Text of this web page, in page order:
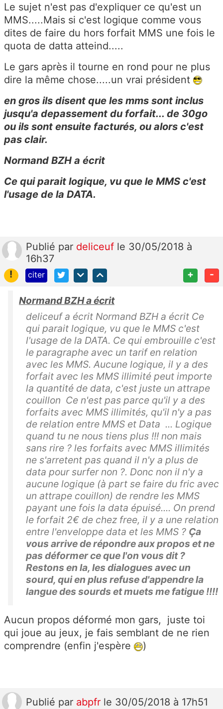
Le sujet n'est pas d'expliquer ce qu'est un
MMS.....Mais si c'est logique comme vous
dites de faire du hors forfait MMS une fois le
quota de datta atteind.....
Le gars après il tourne en rond pour ne plus
dire la même chose.....un vrai président
en gros ils disent que les mms sont inclus
jusqu'a depassement du forfait... de 30go
ou ils sont ensuite facturés, ou alors c'est
pas clair.
Normand BZH a écrit
Ce qui parait logique, vu que le MMS c'est
l'usage de la DATA.
Publié par deliceuf le 30/05/2018 à
16h37
!
citer + -
Normand BZH a écrit
deliceuf a écrit Normand BZH a écrit Ce
qui parait logique, vu que le MMS c'est
l'usage de la DATA. Ce qui embrouille c'est
le paragraphe avec un tarif en relation
avec les MMS. Aucune logique, il y a des
forfait avec les MMS illimité peut importe
la quantité de data, c'est juste un attrape
couillon Ce n'est pas parce qu'il y a des
forfaits avec MMS illimités, qu'il n'y a pas
de relation entre MMS et Data ... Logique
quand tu ne nous tiens plus !!! non mais
sans rire ? les forfaits avec MMS illimités
ne s'arretent pas quand il n'y a plus de
data pour surfer non ?. Donc non il n'y a
aucune logique (à part se faire du fric avec
un attrape couillon) de rendre les MMS
payant une fois la data épuisé.... On prend
le forfait 2€ de chez free, il y a une relation
entre l'enveloppe data et les MMS ? Ça
vous arrive de répondre aux propos et ne
pas déformer ce que l'on vous dit ?
Restons en la, les dialogues avec un
sourd, qui en plus refuse d'appendre la
langue des sourds et muets me fatigue !!!!
Aucun propos déformé mon gars, juste toi
qui joue au jeux, je fais semblant de ne rien
comprendre (enfin j'espère
)
Publié par abpfr le 30/05/2018 à 17h51